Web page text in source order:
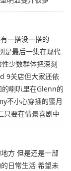
一搭没一搭的
是最后一集在现代
少数群体把深刻
9关店但大家还依
喇叭里在Glenn的
不小心穿插的蜜月
只要在情景喜剧中
方 但是还是一部
日常生活 希望未